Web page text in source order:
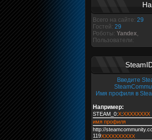
На
Всего на сайте: 29
Гостей: 29
Роботы: Yandex,
Пользователи:
Введите
Имя профиля в
Например:
STEAM_0:X:XXXXXXXX
имя профиля
http://
119XXXXXXXXXX